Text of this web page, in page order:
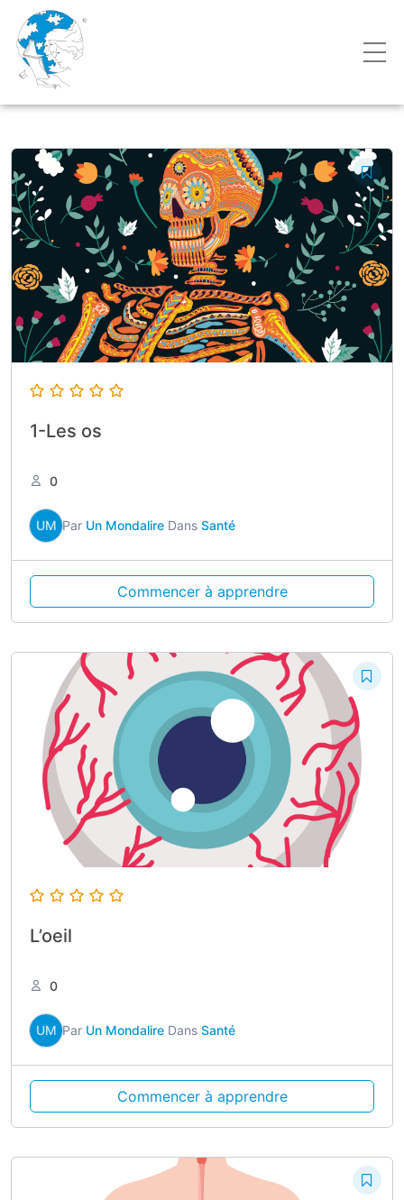
1-Les os
0
UM Par Un Mondalire Dans Santé
Commencer à apprendre
L’oeil
0
UM Par Un Mondalire Dans Santé
Commencer à apprendre